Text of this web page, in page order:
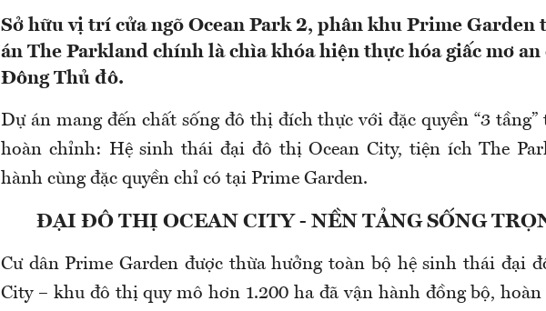
Sở hữu vị trí cửa ngõ Ocean Park 2, phân khu Prime Garden
án The Parkland chính là chìa khóa hiện thực hóa giấc mơ an
Đông Thủ đô.
Dự án mang đến chất sống đô thị đích thực với đặc quyền “3
hoàn chỉnh: Hệ sinh thái đại đô thị Ocean City, tiện ích The
hành cùng đặc quyền chỉ có tại Prime Garden.
ĐẠI ĐÔ THỊ OCEAN CITY - NỀN TẢNG SỐNG
Cư dân Prime Garden được thừa hưởng toàn bộ hệ sinh thái đại
City – khu đô thị quy mô hơn 1.200 ha đã vận hành đồng bộ,